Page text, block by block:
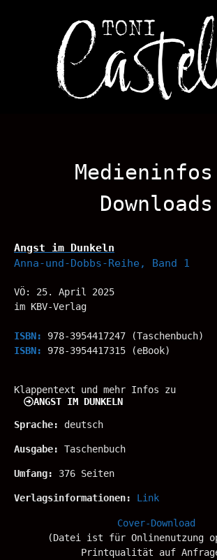
Downloads
Angst im Dunkeln
Anna-und-Dobbs-Reihe, Band 1
VÖ: 25. April 2025
im KBV-Verlag
ISBN:
978-3954417247 (Taschenbuch)
ISBN:
978-3954417315 (eBook)
Klappentext und mehr Infos zu
ANGST IM DUNKELN
Sprache: deutsch
Ausgabe: Taschenbuch
Umfang: 376 Seiten
Verlagsinformationen: Link
Cover-Download
(Datei ist für Onlinenutzung
Printqualität auf